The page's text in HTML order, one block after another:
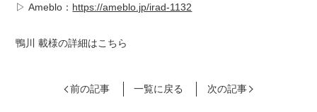
▷ Ameblo： https://ameblo.jp/irad-1132
鴨川 載様の詳細はこちら
前の記事 一覧に戻る 次の記事